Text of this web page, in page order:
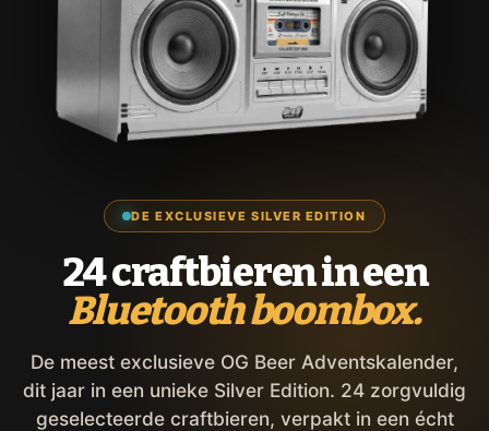
DE EXCLUSIEVE SILVER EDITION
24 craftbieren in een
Bluetooth boombox.
De meest exclusieve OG Beer Adventskalender,
dit jaar in een unieke Silver Edition. 24 zorgvuldig
geselecteerde craftbieren, verpakt in een écht